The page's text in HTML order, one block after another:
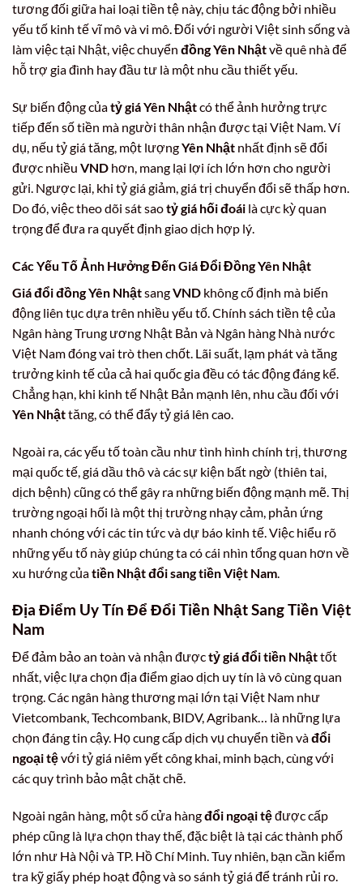
tương đối giữa hai loại tiền tệ này, chịu tác động bởi nhiều
yếu tố kinh tế vĩ mô và vi mô. Đối với người Việt sinh sống và
làm việc tại Nhật, việc chuyển đồng Yên Nhậtvề quê nhà để
hỗ trợ gia đình hay đầu tư là một nhu cầu thiết yếu.
Sự biến động củatỷ giá Yên Nhậtcó thể ảnh hưởng trực
tiếp đến số tiền mà người thân nhận được tại Việt Nam. Ví
dụ, nếu tỷ giá tăng, một lượngYên Nhật nhất định sẽ đổi
được nhiều VND hơn, mang lại lợi ích lớn hơn cho người
gửi. Ngược lại, khi tỷ giá giảm, giá trị chuyển đổi sẽ thấp hơn.
Do đó, việc theo dõi sát saotỷ giá hối đoái là cực kỳ quan
trọng để đưa ra quyết định giao dịch hợp lý.
Các Yếu Tố Ảnh Hưởng Đến Giá Đổi Đồng Yên Nhật
Giá đổi đồng Yên NhậtsangVND không cố định mà biến
động liên tục dựa trên nhiều yếu tố. Chính sách tiền tệ của
Ngân hàng Trung ương Nhật Bản và Ngân hàng Nhà nước
Việt Nam đóng vai trò then chốt. Lãi suất, lạm phát và tăng
trưởng kinh tế của cả hai quốc gia đều có tác động đáng kể.
Chẳng hạn, khi kinh tế Nhật Bản mạnh lên, nhu cầu đối với
Yên Nhậttăng, có thể đẩy tỷ giá lên cao.
Ngoài ra, các yếu tố toàn cầu như tình hình chính trị, thương
mại quốc tế, giá dầu thô và các sự kiện bất ngờ (thiên tai,
dịch bệnh) cũng có thể gây ra những biến động mạnh mẽ. Thị
trường ngoại hối là một thị trường nhạy cảm, phản ứng
nhanh chóng với các tin tức và dự báo kinh tế. Việc hiểu rõ
những yếu tố này giúp chúng ta có cái nhìn tổng quan hơn về
xu hướng củatiền Nhật đổi sang tiền Việt Nam
Địa Điểm Uy Tín Để Đổi Tiền Nhật Sang Tiền Việt
Nam
Để đảm bảo an toàn và nhận đượctỷ giá đổi tiền Nhậttốt
nhất, việc lựa chọn địa điểm giao dịch uy tín là vô cùng quan
trọng. Các ngân hàng thương mại lớn tại Việt Nam như
Vietcombank, Techcombank, BIDV, Agribank… là những lựa
chọn đáng tin cậy. Họ cung cấp dịch vụ chuyển tiền vàđổi
ngoại tệvới tỷ giá niêm yết công khai, minh bạch, cùng với
các quy trình bảo mật chặt chẽ.
Ngoài ngân hàng, một số cửa hàngđổi ngoại tệđược cấp
phép cũng là lựa chọn thay thế, đặc biệt là tại các thành phố
lớn như Hà Nội và TP. Hồ Chí Minh. Tuy nhiên, bạn cần kiểm
tra kỹ giấy phép hoạt động và so sánh tỷ giá để tránh rủi ro.